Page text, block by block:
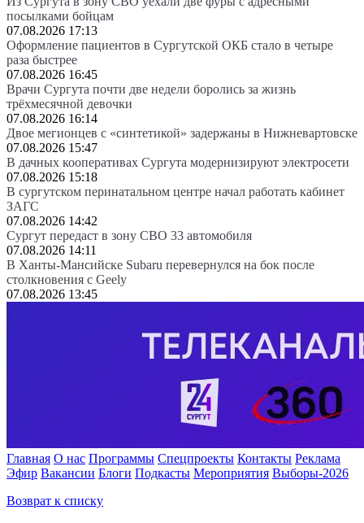
посылками бойцам
07.08.2026 17:13
Оформление пациентов в Сургутской ОКБ стало в четыре
раза быстрее
07.08.2026 16:45
Врачи Сургута почти две недели боролись за жизнь
трёхмесячной девочки
07.08.2026 16:14
Двое мегионцев с «синтетикой» задержаны в Нижневартовске
07.08.2026 15:47
В дачных кооперативах Сургута модернизируют электросети
07.08.2026 15:18
В сургутском перинатальном центре начал работать кабинет
ЗАГС
07.08.2026 14:42
Сургут передаст в зону СВО 33 автомобиля
07.08.2026 14:11
В Ханты-Мансийске Subaru перевернулся на бок после
столкновения с Geely
07.08.2026 13:45
Главная О нас Программы Спецпроекты Контакты Реклама
Эфир Вакансии Блоги Подкасты Мероприятия Выборы-2026
Возврат к списку